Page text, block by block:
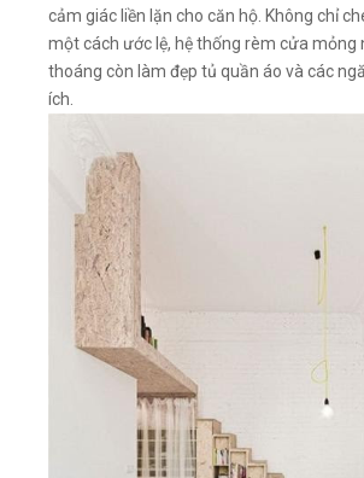
cảm giác liền lặn cho căn hộ. Không chỉ
một cách ước lệ, hệ thống rèm cửa mỏng
thoáng còn làm đẹp tủ quần áo và các
ích.